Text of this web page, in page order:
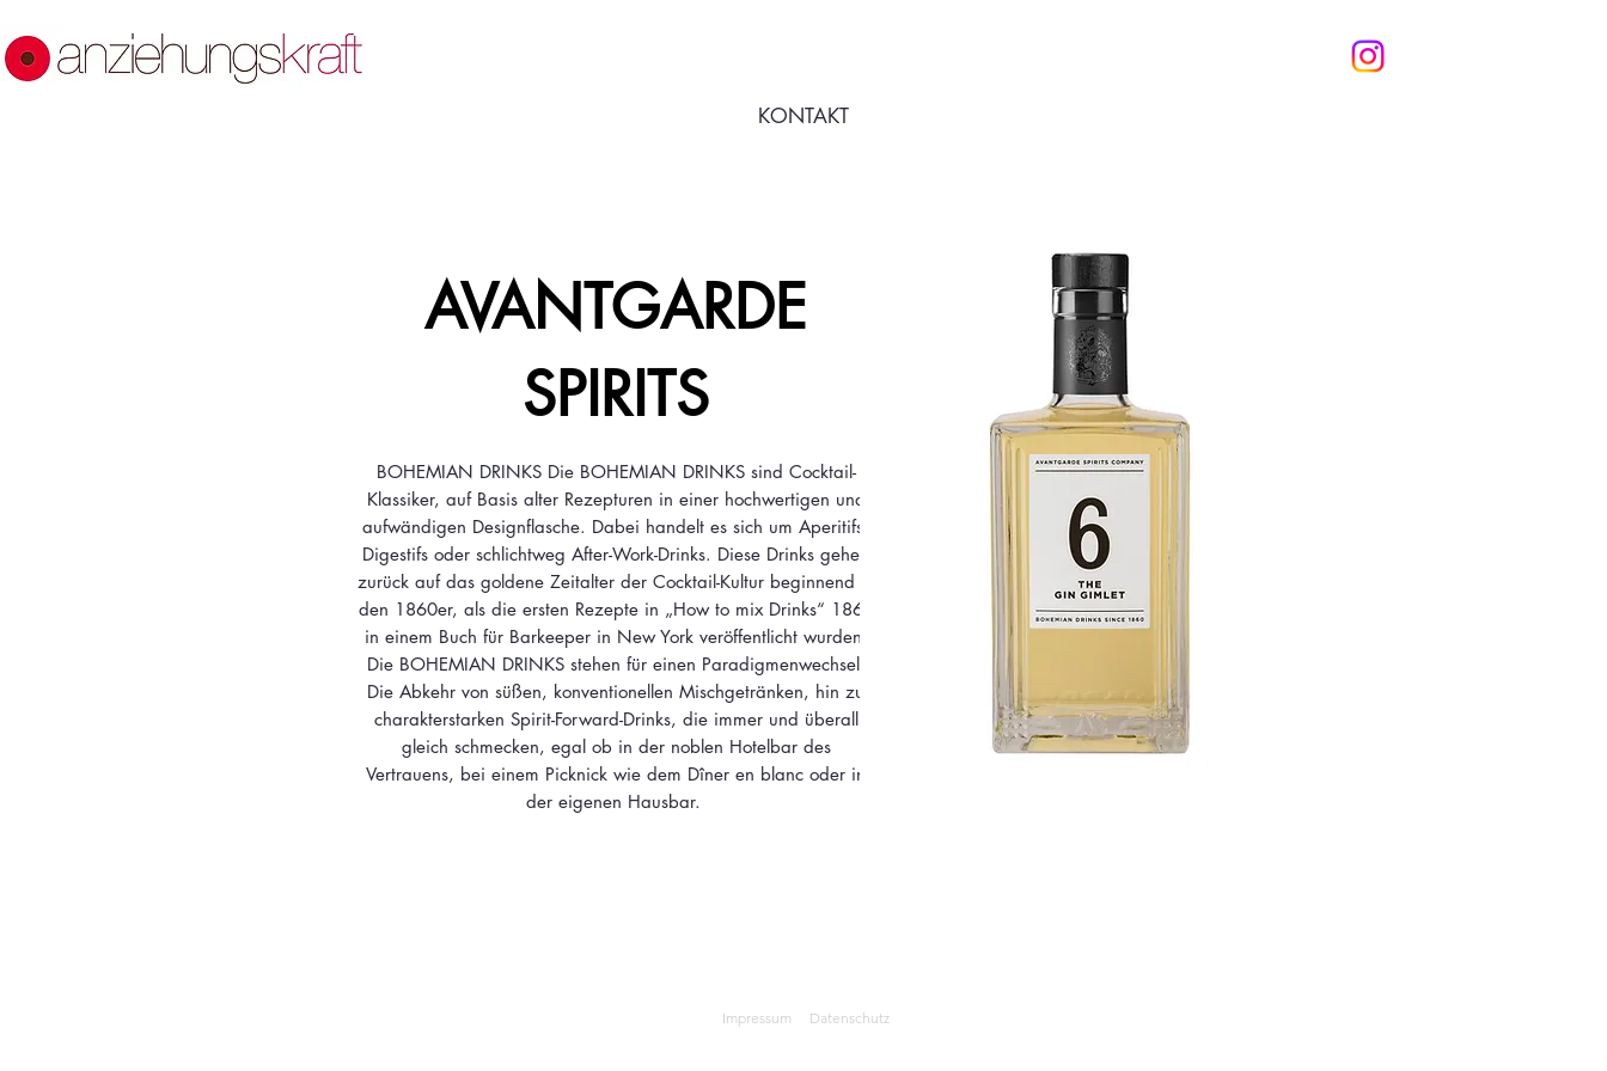
KONTAKT
AVANTGARDE
SPIRITS
BOHEMIAN DRINKS Die BOHEMIAN DRINKS sind Cocktail-
Klassiker, auf Basis alter Rezepturen in einer hochwertigen und
aufwändigen Designflasche. Dabei handelt es sich um Aperitifs,
Digestifs oder schlichtweg After-Work-Drinks. Diese Drinks gehen
zurück auf das goldene Zeitalter der Cocktail-Kultur beginnend in
den 1860er, als die ersten Rezepte in „How to mix Drinks“ 1862
in einem Buch für Barkeeper in New York veröffentlicht wurden.​
Die BOHEMIAN DRINKS stehen für einen Paradigmenwechsel.
Die Abkehr von süßen, konventionellen Mischgetränken, hin zu
charakterstarken Spirit-Forward-Drinks, die immer und überall
gleich schmecken, egal ob in der noblen Hotelbar des
Vertrauens, bei einem Picknick wie dem Dîner en blanc oder in
der eigenen Hausbar.
Impressum Datenschutz